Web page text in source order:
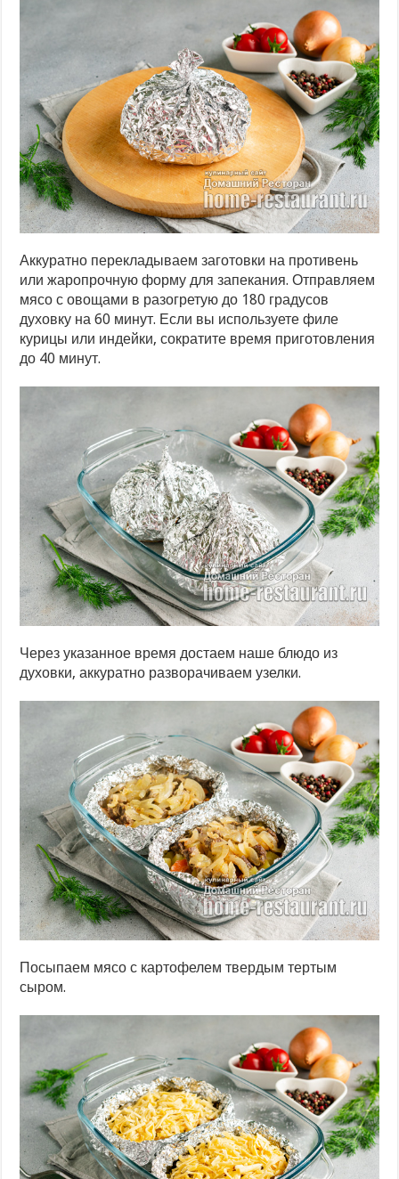
Аккуратно перекладываем заготовки на противень
или жаропрочную форму для запекания. Отправляем
мясо с овощами в разогретую до 180 градусов
духовку на 60 минут. Если вы используете филе
курицы или индейки, сократите время приготовления
до 40 минут.
Через указанное время достаем наше блюдо из
духовки, аккуратно разворачиваем узелки.
Посыпаем мясо с картофелем твердым тертым
сыром.